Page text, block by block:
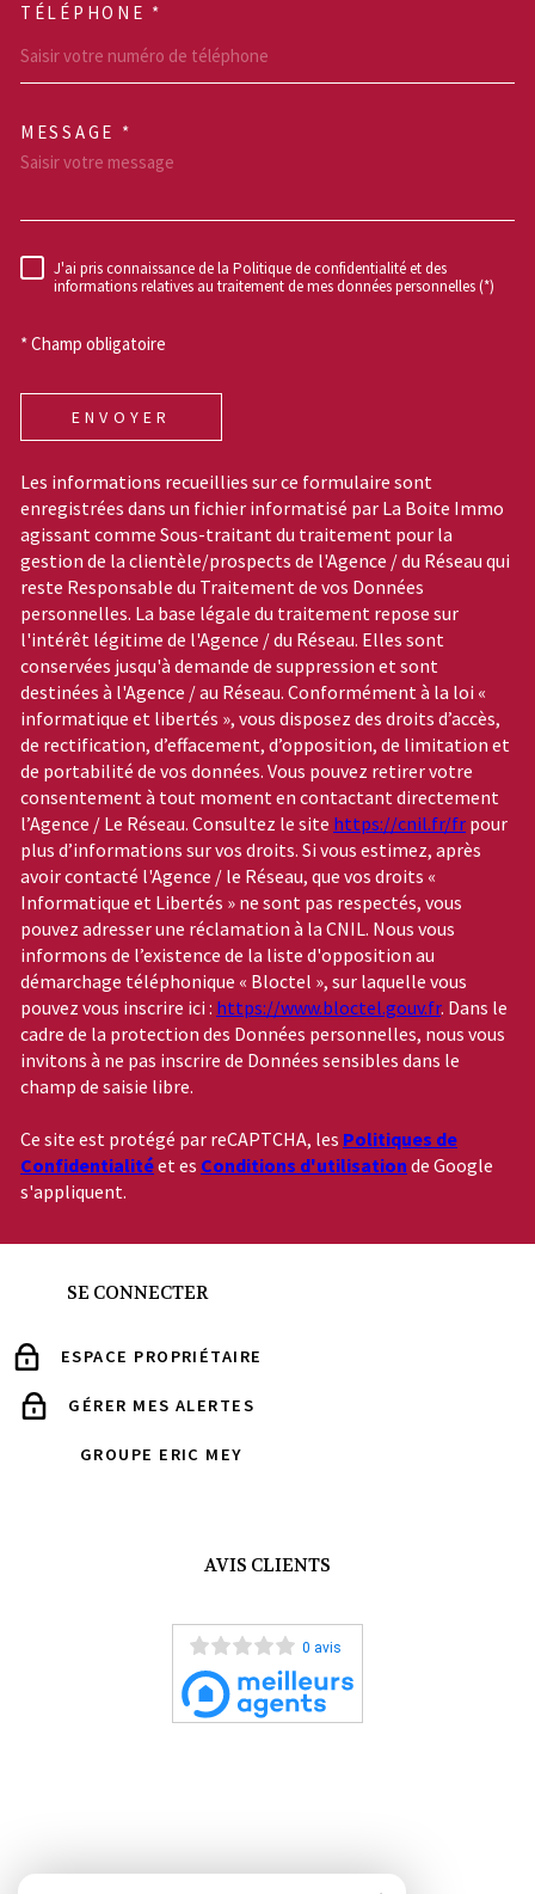
TÉLÉPHONE *
MESSAGE *
RÈGLEMENTATION
J'ai pris connaissance de la Politique de confidentialité et des
informations relatives au traitement de mes données personnelles (*)
* Champ obligatoire
ENVOYER
Les informations recueillies sur ce formulaire sont
enregistrées dans un fichier informatisé par La Boite Immo
agissant comme Sous-traitant du traitement pour la
gestion de la clientèle/prospects de l'Agence / du Réseau qui
reste Responsable du Traitement de vos Données
personnelles. La base légale du traitement repose sur
l'intérêt légitime de l'Agence / du Réseau. Elles sont
conservées jusqu'à demande de suppression et sont
destinées à l'Agence / au Réseau. Conformément à la loi «
informatique et libertés », vous disposez des droits d’accès,
de rectification, d’effacement, d’opposition, de limitation et
de portabilité de vos données. Vous pouvez retirer votre
consentement à tout moment en contactant directement
l’Agence / Le Réseau. Consultez le site https://cnil.fr/fr pour
plus d’informations sur vos droits. Si vous estimez, après
avoir contacté l'Agence / le Réseau, que vos droits «
Informatique et Libertés » ne sont pas respectés, vous
pouvez adresser une réclamation à la CNIL. Nous vous
informons de l’existence de la liste d'opposition au
démarchage téléphonique « Bloctel », sur laquelle vous
pouvez vous inscrire ici : https://www.bloctel.gouv.fr. Dans le
cadre de la protection des Données personnelles, nous vous
invitons à ne pas inscrire de Données sensibles dans le
champ de saisie libre.
Ce site est protégé par reCAPTCHA, les Politiques de
Confidentialitéet es Conditions d'utilisation de Google
s'appliquent.
SE CONNECTER
ESPACE PROPRIÉTAIRE
GÉRER MES ALERTES
GROUPE ERIC MEY
AVIS CLIENTS
0 avis